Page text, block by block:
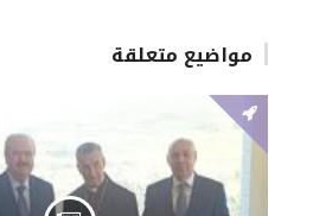
مواضيع متعلقة